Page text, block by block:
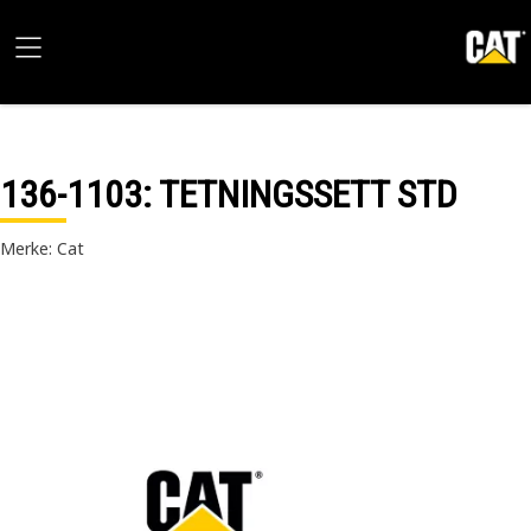
136-1103: TETNINGSSETT STD
Merke: Cat